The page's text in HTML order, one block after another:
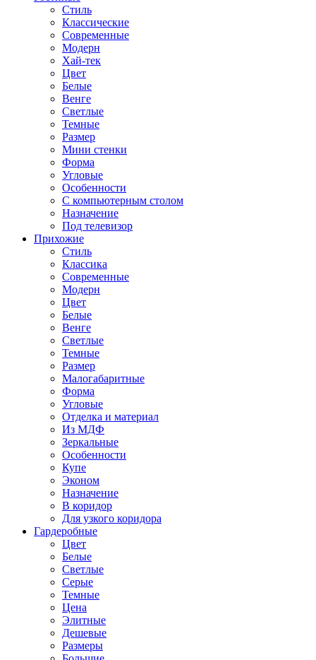
Стиль
Классические
Современные
Модерн
Хай-тек
Цвет
Белые
Венге
Светлые
Темные
Размер
Мини стенки
Форма
Угловые
Особенности
С компьютерным столом
Назначение
Под телевизор
Прихожие
Стиль
Классика
Современные
Модерн
Цвет
Белые
Венге
Светлые
Темные
Размер
Малогабаритные
Форма
Угловые
Отделка и материал
Из МДФ
Зеркальные
Особенности
Купе
Эконом
Назначение
В коридор
Для узкого коридора
Гардеробные
Цвет
Белые
Светлые
Серые
Темные
Цена
Элитные
Дешевые
Размеры